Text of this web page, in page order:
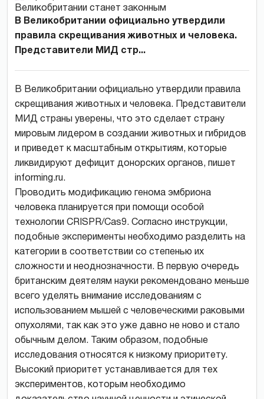
В Великобритании официально утвердили
правила скрещивания животных и человека.
Представители МИД стр...
В Великобритании официально утвердили правила
скрещивания животных и человека. Представители
МИД страны уверены, что это сделает страну
мировым лидером в создании животных и гибридов
и приведет к масштабным открытиям, которые
ликвидируют дефицит донорских органов, пишет
informing.ru.
Проводить модификацию генома эмбриона
человека планируется при помощи особой
технологии CRISPR/Cas9. Согласно инструкции,
подобные эксперименты необходимо разделить на
категории в соответствии со степенью их
сложности и неоднозначности. В первую очередь
британским деятелям науки рекомендовано меньше
всего уделять внимание исследованиям с
использованием мышей с человеческими раковыми
опухолями, так как это уже давно не ново и стало
обычным делом. Таким образом, подобные
исследования относятся к низкому приоритету.
Высокий приоритет устанавливается для тех
экспериментов, которым необходимо